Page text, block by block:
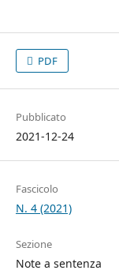
PDF
Pubblicato
2021-12-24
Fascicolo
N. 4 (2021)
Sezione
Note a sentenza